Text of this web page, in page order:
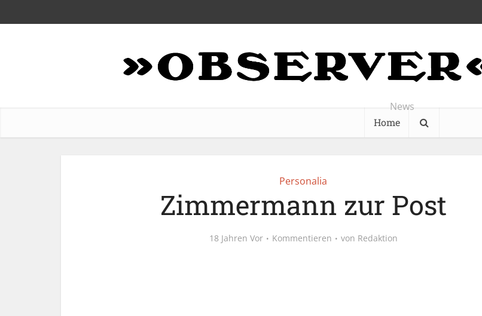
News
Home
Personalia
Zimmermann zur Post
18 Jahren Vor Kommentieren von Redaktion